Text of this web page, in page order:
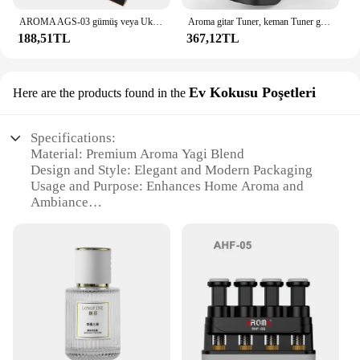
**Aroma Yagi for Everyone**
competitive prices. Our aroma yagi sets are
to businesses looking to provide a calming
environment for their clients. With our wholesale
pricing, you can offer your customers the luxury of
aromatherapy without breaking the bank.
Set, a blend of elegance, functionality, and aromatic
is sure to meet your needs and exceed your
expectations.
AROMA AGS-03 gümüş veya Ukulele katlanabilir standı, tavşan tarzı
188,51TL
Aroma gitar Tuner, keman Tuner gitar panoya Tuner USB şarj edilebilir dahili pil keman Ukulele Tuner AT‑ 102 siyah
367,12TL
Here are the products found in the Ev Kokusu Poşetleri
Specifications:
Material: Premium Aroma Yagi Blend
Design and Style: Elegant and Modern Packaging
Usage and Purpose: Enhances Home Aroma and
Ambiance
Shape or Size or Weight or Quantity: 100g per
Performance and Property: Long-Lasting and
Highly Concentrated Scent
**Elevate Your Senses with Aroma Yagi**